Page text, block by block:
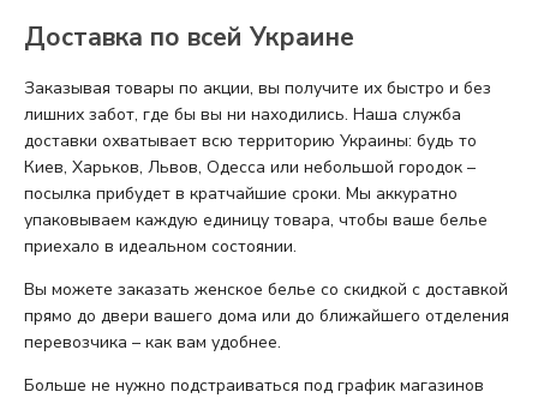
Доставка по всей Украине
Заказывая товары по акции, вы получите их быстро и без
лишних забот, где бы вы ни находились. Наша служба
доставки охватывает всю территорию Украины: будь то
Киев, Харьков, Львов, Одесса или небольшой городок –
посылка прибудет в кратчайшие сроки. Мы аккуратно
упаковываем каждую единицу товара, чтобы ваше белье
приехало в идеальном состоянии.
Вы можете заказать женское белье со скидкой с доставкой
прямо до двери вашего дома или до ближайшего отделения
перевозчика – как вам удобнее.
Больше не нужно подстраиваться под график магазинов